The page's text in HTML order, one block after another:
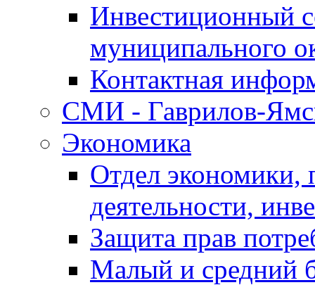
Инвестиционный
муниципального
Контактная
СМИ - Гаврилов-
Экономика
Отдел экономики,
деятельности,
Защита прав
Малый и средний